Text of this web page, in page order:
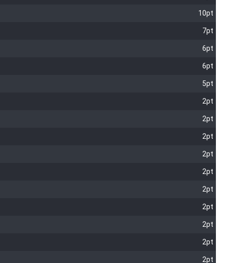
10pt
7pt
6pt
6pt
5pt
2pt
2pt
2pt
2pt
2pt
2pt
2pt
2pt
2pt
2pt